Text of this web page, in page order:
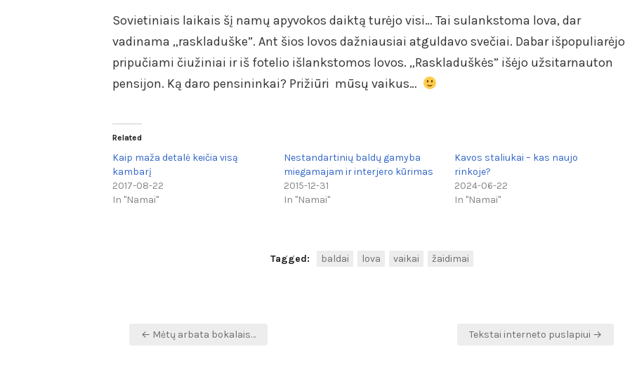
Sovietiniais laikais šį namų apyvokos daiktą turėjo visi… Tai sulankstoma lova, dar
vadinama „raskladuške”. Ant šios lovos dažniausiai atguldavo svečiai. Dabar išpopuliarėjo
pripučiami čiužiniai ir iš fotelio išlankstomos lovos. „Raskladuškės” išėjo užsitarnauton
pensijon. Ką daro pensininkai? Prižiūri mūsų vaikus…
Related
Kaip maža detalė keičia visą
kambarį
2017-08-22
In "Namai"
Nestandartinių baldų gamyba
miegamajam ir interjero kūrimas
2015-12-31
In "Namai"
Kavos staliukai – kas naujo
rinkoje?
2024-06-22
In "Namai"
Tagged: baldai lova vaikai žaidimai
Navigacija
← Mėtų arbata bokalais… Tekstai interneto puslapiui →